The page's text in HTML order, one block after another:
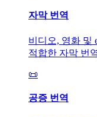
자막 번역
비디오, 영화 및
적합한 자막 번
📜
공증 번역